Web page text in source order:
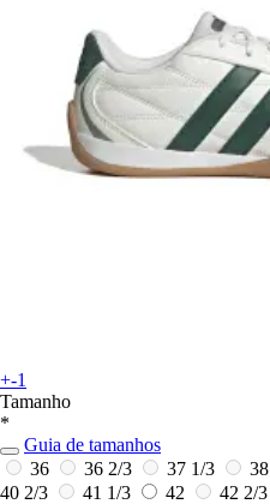
+-1
Tamanho
*
Guia de tamanhos
36
36 2/3 37 1/3 38
40 2/3
41 1/3 42 42 2/3